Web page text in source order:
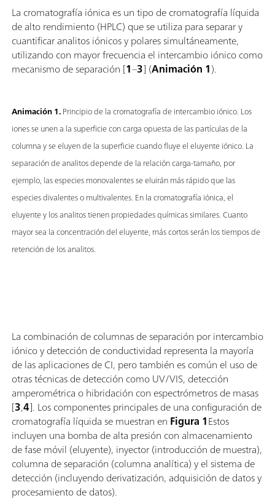
La cromatografía iónica es un tipo de cromatografía líquida
de alto rendimiento (HPLC) que se utiliza para separar y
cuantificar analitos iónicos y polares simultáneamente,
utilizando con mayor frecuencia el intercambio iónico como
mecanismo de separación [1–3] (Animación 1).
Animación 1.Principio de la cromatografía de intercambio iónico. Los
iones se unen a la superficie con carga opuesta de las partículas de la
columna y se eluyen de la superficie cuando fluye el eluyente iónico. La
separación de analitos depende de la relación carga-tamaño, por
ejemplo, las especies monovalentes se eluirán más rápido que las
especies divalentes o multivalentes. En la cromatografía iónica, el
eluyente y los analitos tienen propiedades químicas similares. Cuanto
mayor sea la concentración del eluyente, más cortos serán los tiempos de
retención de los analitos.
La combinación de columnas de separación por intercambio
iónico y detección de conductividad representa la mayoría
de las aplicaciones de CI, pero también es común el uso de
otras técnicas de detección como UV/VIS, detección
amperométrica o hibridación con espectrómetros de masas
[3,4]. Los componentes principales de una configuración de
cromatografía líquida se muestran en Figura 1Estos
incluyen una bomba de alta presión con almacenamiento
de fase móvil (eluyente), inyector (introducción de muestra),
columna de separación (columna analítica) y el sistema de
detección (incluyendo derivatización, adquisición de datos y
procesamiento de datos).